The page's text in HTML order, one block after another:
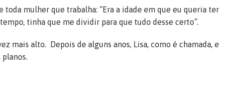
mulher que trabalha: “Era a idade em que eu queria ter
tinha que me dividir para que tudo desse certo”.
mais alto. Depois de alguns anos, Lisa, como é chamada, e